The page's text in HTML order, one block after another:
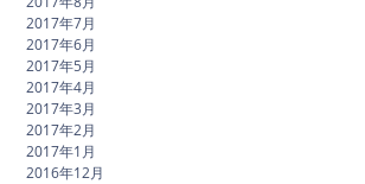
2017年7月
2017年6月
2017年5月
2017年4月
2017年3月
2017年2月
2017年1月
2016年12月